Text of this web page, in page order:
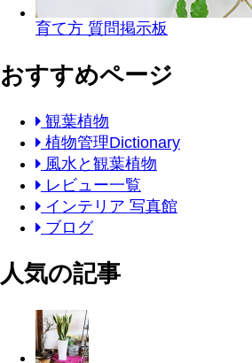
育て方 質問掲示板
おすすめページ
観葉植物
植物管理Dictionary
風水と観葉植物
レビュー一覧
インテリア 写真館
ブログ
人気の記事